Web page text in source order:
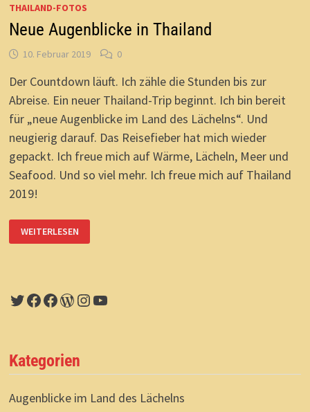
THAILAND-FOTOS
Neue Augenblicke in Thailand
10. Februar 2019 0
Der Countdown läuft. Ich zähle die Stunden bis zur
Abreise. Ein neuer Thailand-Trip beginnt. Ich bin bereit
für „neue Augenblicke im Land des Lächelns“. Und
neugierig darauf. Das Reisefieber hat mich wieder
gepackt. Ich freue mich auf Wärme, Lächeln, Meer und
Seafood. Und so viel mehr. Ich freue mich auf Thailand
2019!
NEUE
AUGENBLICKE
IN
WEITERLESEN
Twitter
Facebook
Facebook
WordPress
Instagram
YouTube
Kategorien
Augenblicke im Land des Lächelns